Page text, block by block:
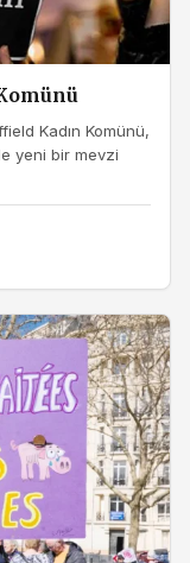
Kadın Komünü,
yeni bir mevzi